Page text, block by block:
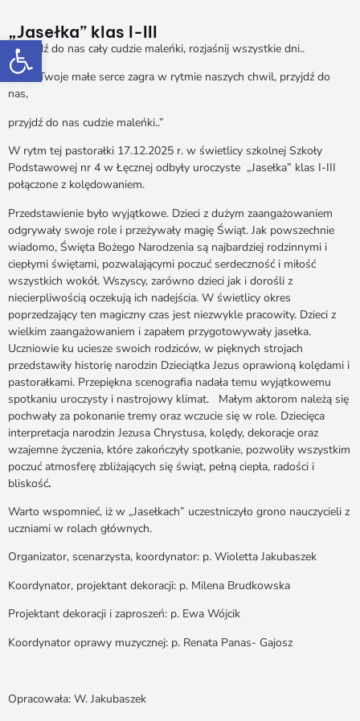
Otwórz pasek narzędzi
„Jasełka” klas I-III
„Przyjdź do nas cały cudzie maleńki, rozjaśnij wszystkie dni..
Niech Twoje małe serce zagra w rytmie naszych chwil, przyjdź do
nas,
przyjdź do nas cudzie maleńki..”
W rytm tej pastorałki 17.12.2025 r. w świetlicy szkolnej Szkoły
Podstawowej nr 4 w Łęcznej odbyły uroczyste „Jasełka” klas I-III
połączone z kolędowaniem.
Przedstawienie było wyjątkowe. Dzieci z dużym zaangażowaniem
odgrywały swoje role i przeżywały magię Świąt. Jak powszechnie
wiadomo, Święta Bożego Narodzenia są najbardziej rodzinnymi i
ciepłymi świętami, pozwalającymi poczuć serdeczność i miłość
wszystkich wokół. Wszyscy, zarówno dzieci jak i dorośli z
niecierpliwością oczekują ich nadejścia. W świetlicy okres
poprzedzający ten magiczny czas jest niezwykle pracowity. Dzieci z
wielkim zaangażowaniem i zapałem przygotowywały jasełka.
Uczniowie ku uciesze swoich rodziców, w pięknych strojach
przedstawiły historię narodzin Dzieciątka Jezus oprawioną kolędami i
pastorałkami. Przepiękna scenografia nadała temu wyjątkowemu
spotkaniu uroczysty i nastrojowy klimat. Małym aktorom należą się
pochwały za pokonanie tremy oraz wczucie się w role. Dziecięca
interpretacja narodzin Jezusa Chrystusa, kolędy, dekoracje oraz
wzajemne życzenia, które zakończyły spotkanie, pozwoliły wszystkim
poczuć atmosferę zbliżających się świąt, pełną ciepła, radości i
bliskość.
Warto wspomnieć, iż w „Jasełkach” uczestniczyło grono nauczycieli z
uczniami w rolach głównych.
Organizator, scenarzysta, koordynator: p. Wioletta Jakubaszek
Koordynator, projektant dekoracji: p. Milena Brudkowska
Projektant dekoracji i zaproszeń: p. Ewa Wójcik
Koordynator oprawy muzycznej: p. Renata Panas- Gajosz
Opracowała: W. Jakubaszek